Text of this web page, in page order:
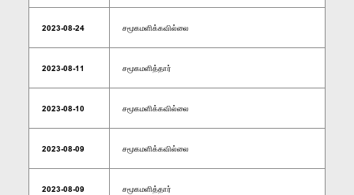
2023-08-24 சமூகமளிக்கவில்லை
2023-08-11 சமூகமளித்தார்
2023-08-10 சமூகமளிக்கவில்லை
2023-08-09 சமூகமளிக்கவில்லை
2023-08-09 சமூகமளித்தார்